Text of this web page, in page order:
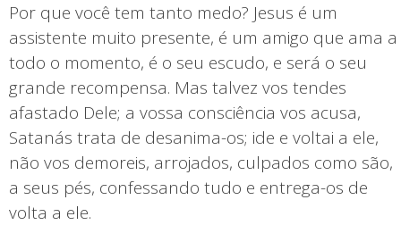
Por que você tem tanto medo? Jesus é um
assistente muito presente, é um amigo que ama a
todo o momento, é o seu escudo, e será o seu
grande recompensa. Mas talvez vos tendes
afastado Dele; a vossa consciência vos acusa,
Satanás trata de desanima-os; ide e voltai a ele,
não vos demoreis, arrojados, culpados como são,
a seus pés, confessando tudo e entrega-os de
volta a ele.